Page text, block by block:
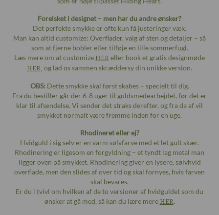
Forelsket i designet – men har du andre ønsker?
Det perfekte smykke er ofte kun få justeringer væk.
Man kan altid customize: Overflader, valg af sten og detaljer – så
som at fjerne bobler eller tilføje en lille sommerfugl.
Læs mere om at customize HEReller book et gratis designmøde
HER, og lad os sammen skræddersy din unikke version.
OBS: Dette smykke skal først skabes – specielt til dig.
Fra du bestiller går der 6-8 uger til guldsmedearbejdet, før det er
klar til afsendelse. Vi sender det straks derefter, og fra da af vil
smykket normalt være fremme inden for en uge.
Rhodineret eller ej?
Hvidguld i sig selv er en varm sølvfarve med et let gult skær.
Rhodinering er ligesom en forgyldning – et tyndt lag metal man
ligger oven på smykket. Rhodinering giver en lysere, sølvhvid
overflade, men den slides af over tid og skal fornyes, hvis farven
skal bevares.
Er du i tvivl om hvilken af de to versioner af hvidguldet som du
ønsker at gå med, så kan du lære mere HER.